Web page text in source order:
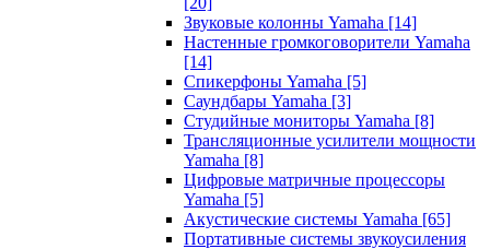
Звуковые колонны Yamaha [14]
Настенные громкоговорители Yamaha
[14]
Спикерфоны Yamaha [5]
Саундбары Yamaha [3]
Студийные мониторы Yamaha [8]
Трансляционные усилители мощности
Yamaha [8]
Цифровые матричные процессоры
Yamaha [5]
Акустические системы Yamaha [65]
Портативные системы звукоусиления